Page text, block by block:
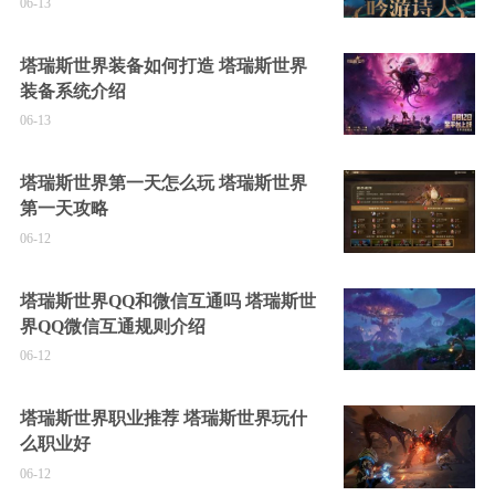
塔瑞斯世界装备如何打造 塔瑞斯世界
装备系统介绍
06-13
塔瑞斯世界第一天怎么玩 塔瑞斯世界
第一天攻略
06-12
塔瑞斯世界QQ和微信互通吗 塔瑞斯世
界QQ微信互通规则介绍
06-12
塔瑞斯世界职业推荐 塔瑞斯世界玩什
么职业好
06-12